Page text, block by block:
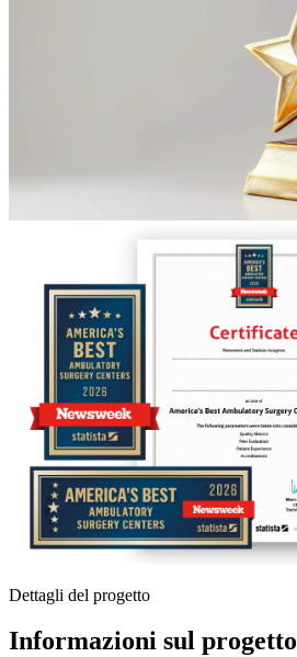
Dettagli del progetto
Informazioni sul progetto